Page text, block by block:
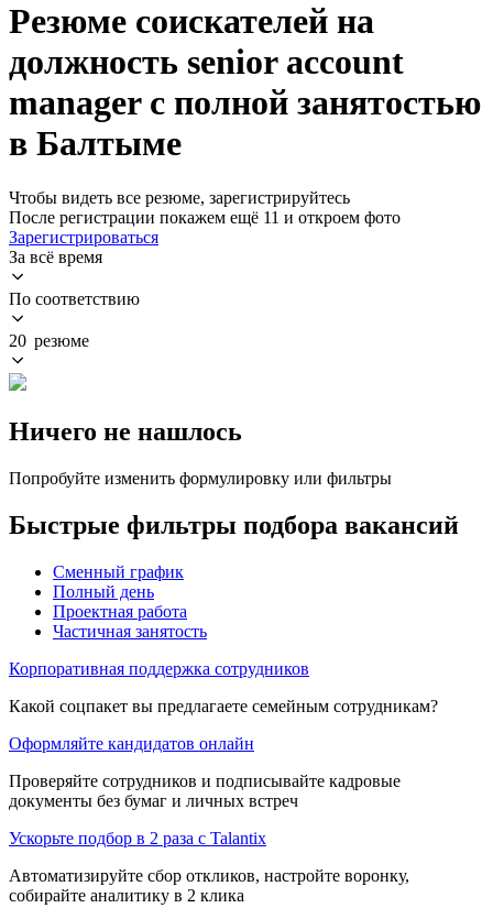
Резюме соискателей на
должность senior account
manager с полной занятостью
в Балтыме
Чтобы видеть все резюме, зарегистрируйтесь
После регистрации покажем ещё 11 и откроем фото
Зарегистрироваться
За всё время
По соответствию
20 резюме
Ничего не нашлось
Попробуйте изменить формулировку или фильтры
Быстрые фильтры подбора вакансий
Сменный график
Полный день
Проектная работа
Частичная занятость
Корпоративная поддержка сотрудников
Какой соцпакет вы предлагаете семейным сотрудникам?
Оформляйте кандидатов онлайн
Проверяйте сотрудников и подписывайте кадровые
документы без бумаг и личных встреч
Ускорьте подбор в 2 раза с Talantix
Автоматизируйте сбор откликов, настройте воронку,
собирайте аналитику в 2 клика